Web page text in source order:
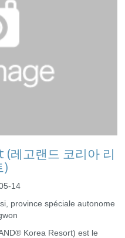
레고랜드 코리아 리
)
14
province spéciale autonome
Korea Resort) est le